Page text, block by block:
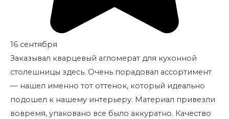
16 сентября
Заказывал кварцевый агломерат для кухонной
столешницы здесь. Очень порадовал ассортимент
— нашел именно тот оттенок, который идеально
подошел к нашему интерьеру. Материал привезли
вовремя, упаковано все было аккуратно. Качество